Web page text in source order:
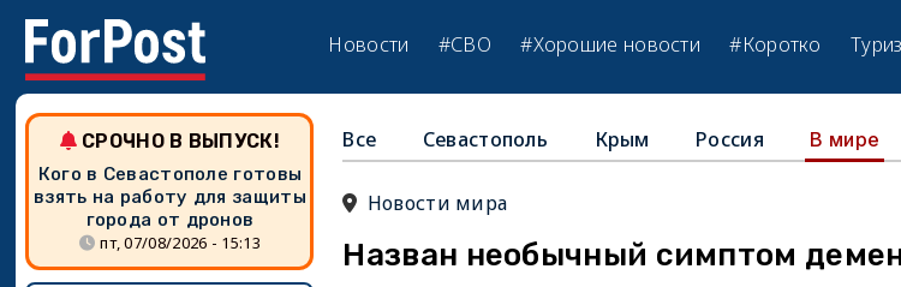
Новости #СВО #Хорошие новости #Коротко
Все Севастополь Крым Россия В мире
Новости мира
Назван необычный симптом
СРОЧНО В ВЫПУСК!
Кого в Севастополе готовы
взять на работу для защиты
города от дронов
пт, 07/08/2026 - 15:13